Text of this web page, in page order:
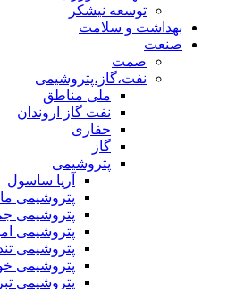
توسعه نیشکر
بهداشت و سلامت
صنعت
صمت
نفت،گاز،پتروشیمی
ملی مناطق
نفت گاز اروندان
حفاری
گاز
پتروشیمی
آریا ساسول
پتروشیمی
پتروشیمی جم
پتروشیمی
پتروشیمی
پتروشیمی
پتروشیمی تبریز